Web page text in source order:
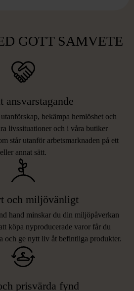
GOTT SAMVETE
ansvarstagande
bekämpa hemlöshet och
livssituationer och i våra butiker
står utanför arbetsmarknaden på ett
eller annat sätt.
och miljövänligt
hand minskar du din miljöpåverkan
köpa nyproducerade varor får du
och ge nytt liv åt befintliga produkter.
prisvärda fynd